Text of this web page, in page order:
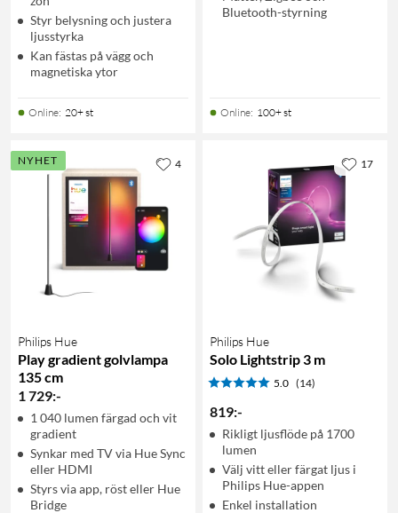
Styr belysning och justera
ljusstyrka
Kan fästas på vägg och
magnetiska ytor
Online: 20+ st
Bluetooth-styrning
Online: 100+ st
NYHET
Philips Hue
Play gradient golvlampa
135 cm
1 729:-
1 040 lumen färgad och vit
gradient
Synkar med TV via Hue Sync
eller HDMI
Styrs via app, röst eller Hue
Bridge
4
Philips Hue
Solo Lightstrip 3 m
5.0 (14)
819:-
Rikligt ljusflöde på 1700
lumen
Välj vitt eller färgat ljus i
Philips Hue-appen
Enkel installation
17